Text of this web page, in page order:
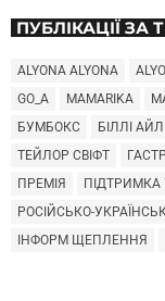
ПУБЛІКАЦІЇ ЗА
ALYONA ALYONA
GO_A
MAMARIKA
БУМБОКС
БІЛЛІ
ТЕЙЛОР СВІФТ
ПРЕМІЯ
ПІДТРИМКА
РОСІЙСЬКО-
ІНФОРМ ЩЕПЛЕННЯ